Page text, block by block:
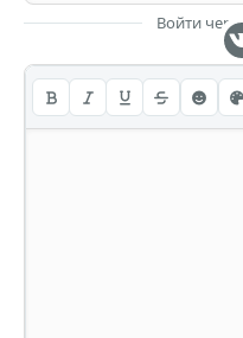
Войти